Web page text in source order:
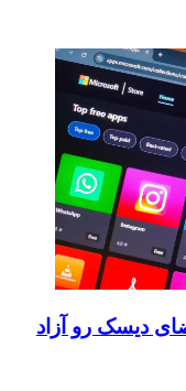
اپلیکیشن در ویندوز 11 فضای دیسک رو آزاد